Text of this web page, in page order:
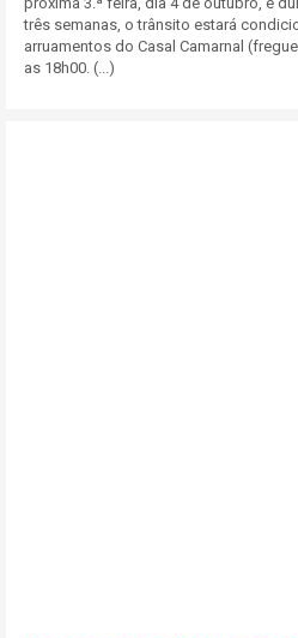
três semanas, o trânsito estará
arruamentos do Casal Camarnal
as 18h00. (...)